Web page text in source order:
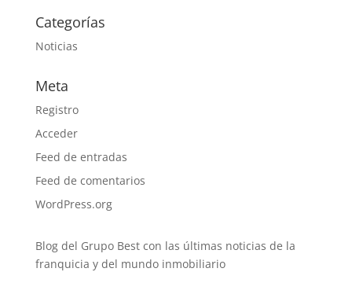
Categorías
Noticias
Meta
Registro
Acceder
Feed de entradas
Feed de comentarios
WordPress.org
Blog del Grupo Best con las últimas noticias de la
franquicia y del mundo inmobiliario